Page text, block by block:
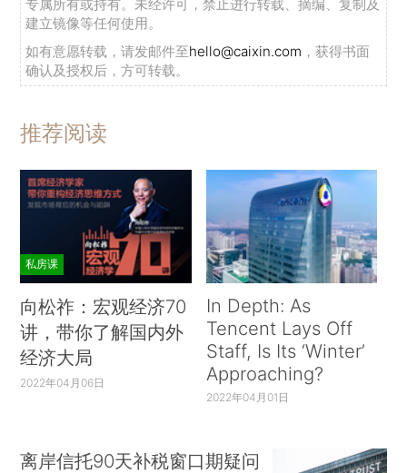
专属所有或持有。未经许可，禁止进行转载、摘编、复制及
建立镜像等任何使用。
如有意愿转载，请发邮件至hello@caixin.com ，获得书面
确认及授权后，方可转载。
推荐阅读
私房课
向松祚：宏观经济70
讲，带你了解国内外
经济大局
2022年04月06日
In Depth: As
Tencent Lays Off
Staff, Is Its ‘Winter’
Approaching?
2022年04月01日
离岸信托90天补税窗口期疑问